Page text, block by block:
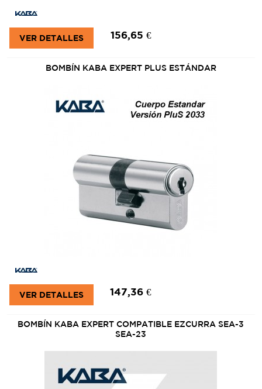
156,65 €
VER DETALLES
BOMBÍN KABA EXPERT PLUS ESTÁNDAR
147,36 €
VER DETALLES
BOMBÍN KABA EXPERT COMPATIBLE EZCURRA SEA-3
SEA-23